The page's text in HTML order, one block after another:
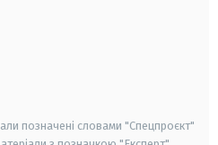
позначені словами "Спецпроєкт"